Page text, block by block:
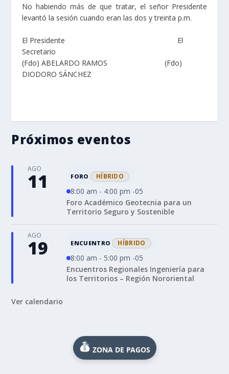
No habiendo más de que tratar, el señor Presidente
levantó la sesión cuando eran las dos y treinta p.m.
El Presidente El
Secretario
(Fdo) ABELARDO RAMOS (Fdo)
DIODORO SÁNCHEZ
Próximos eventos
AGO
11 FORO HÍBRIDO
8:00 am - 4:00 pm -05
Foro Académico Geotecnia para un
Territorio Seguro y Sostenible
AGO
19 ENCUENTRO HÍBRIDO
8:00 am - 5:00 pm -05
Encuentros Regionales Ingeniería para
los Territorios – Región Nororiental
Ver calendario
ZONA DE PAGOS